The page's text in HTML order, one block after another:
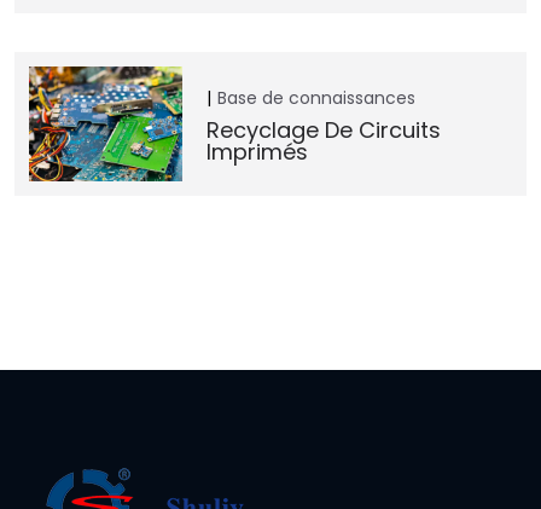
Base de connaissances
Recyclage De Circuits
Imprimés